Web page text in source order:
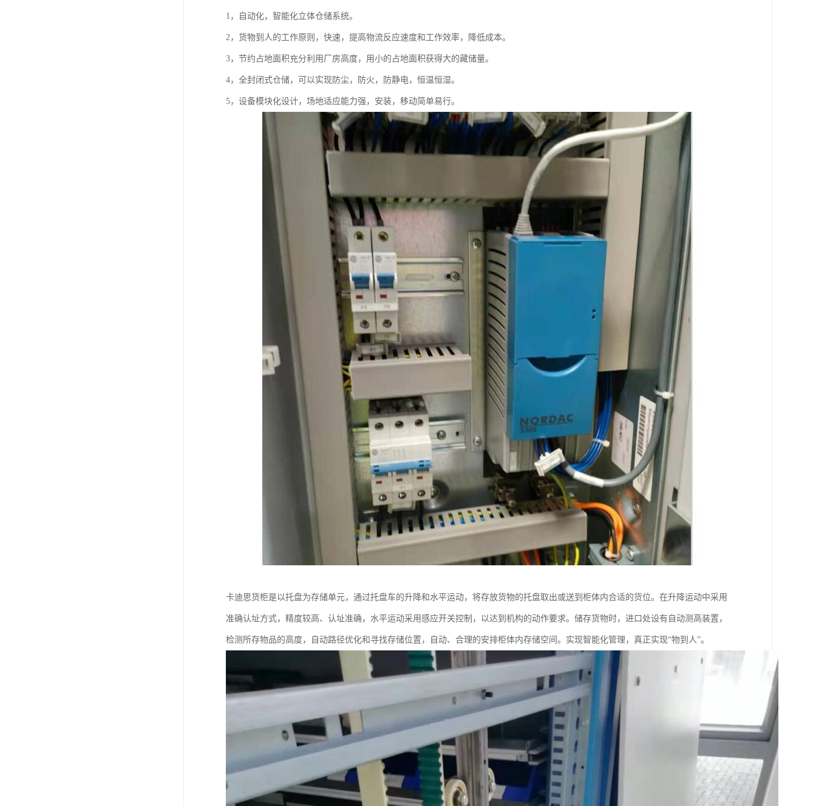
1，自动化，智能化立体仓储系统。
2，货物到人的工作原则，快速，提高物流反应速度和工作效率，降低成本。
3，节约占地面积充分利用厂房高度，用小的占地面积获得大的藏储量。
4，全封闭式仓储，可以实现防尘，防火，防静电，恒温恒湿。
5，设备模块化设计，场地适应能力强，安装，移动简单易行。
卡迪思货柜是以托盘为存储单元，通过托盘车的升降和水平运动，将存放货物的托盘取出或送到柜体内合适的货位。在升降运动中采用
准确认址方式，精度较高、认址准确，水平运动采用感应开关控制，以达到机构的动作要求。储存货物时，进口处设有自动测高装置，
检测所存物品的高度，自动路径优化和寻找存储位置，自动、合理的安排柜体内存储空间。实现智能化管理，真正实现“物到人”。